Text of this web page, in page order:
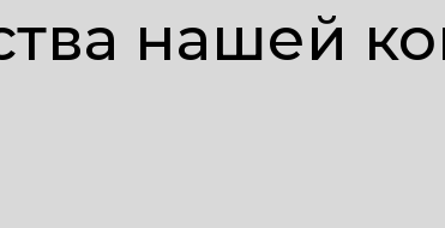
нашей